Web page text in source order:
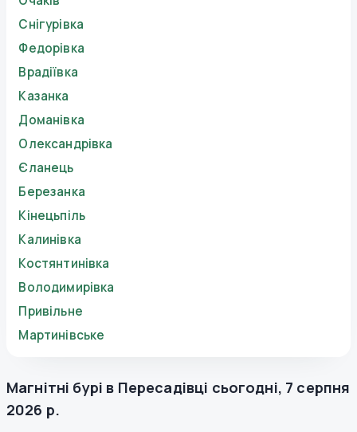
Снігурівка
Федорівка
Врадіївка
Казанка
Доманівка
Олександрівка
Єланець
Березанка
Кінецьпіль
Калинівка
Костянтинівка
Володимирівка
Привільне
Мартинівське
Магнітні бурі в Пересадівці сьогодні, 7 серпня
2026 р.